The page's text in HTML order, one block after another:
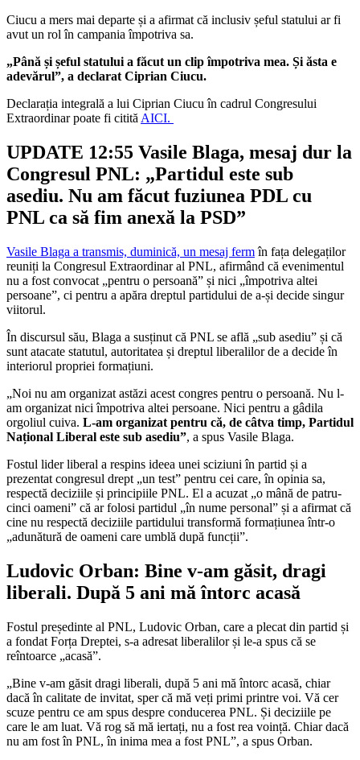
Ciucu a mers mai departe și a afirmat că inclusiv șeful statului ar fi
avut un rol în campania împotriva sa.
„Până și șeful statului a făcut un clip împotriva mea. Și ăsta e
adevărul”, a declarat Ciprian Ciucu.
Declarația integrală a lui Ciprian Ciucu în cadrul Congresului
Extraordinar poate fi citită AICI.
UPDATE 12:55 Vasile Blaga, mesaj dur la
Congresul PNL: „Partidul este sub
asediu. Nu am făcut fuziunea PDL cu
PNL ca să fim anexă la PSD”
Vasile Blaga a transmis, duminică, un mesaj fermîn fața delegaților
reuniți la Congresul Extraordinar al PNL, afirmând că evenimentul
nu a fost convocat „pentru o persoană” și nici „împotriva altei
persoane”, ci pentru a apăra dreptul partidului de a-și decide singur
viitorul.
În discursul său, Blaga a susținut că PNL se află „sub asediu” și că
sunt atacate statutul, autoritatea și dreptul liberalilor de a decide în
interiorul propriei formațiuni.
„Noi nu am organizat astăzi acest congres pentru o persoană. Nu l-
am organizat nici împotriva altei persoane. Nici pentru a gâdila
orgoliul cuiva. L-am organizat pentru că, de câtva timp, Partidul
Național Liberal este sub asediu”, a spus Vasile Blaga.
Fostul lider liberal a respins ideea unei sciziuni în partid și a
prezentat congresul drept „un test” pentru cei care, în opinia sa,
respectă deciziile și principiile PNL. El a acuzat „o mână de patru-
cinci oameni” că ar folosi partidul „în nume personal” și a afirmat că
cine nu respectă deciziile partidului transformă formațiunea într-o
„adunătură de oameni care umblă după funcții”.
Ludovic Orban: Bine v-am găsit, dragi
liberali. După 5 ani mă întorc acasă
Fostul președinte al PNL, Ludovic Orban, care a plecat din partid și
a fondat Forța Dreptei, s-a adresat liberalilor și le-a spus că se
reîntoarce „acasă”.
„Bine v-am găsit dragi liberali, după 5 ani mă întorc acasă, chiar
dacă în calitate de invitat, sper că mă veți primi printre voi. Vă cer
scuze pentru ce am spus despre conducerea PNL. Și deciziile pe
care le am luat. Vă rog să mă iertați, nu a fost rea voință. Chiar dacă
nu am fost în PNL, în inima mea a fost PNL”, a spus Orban.